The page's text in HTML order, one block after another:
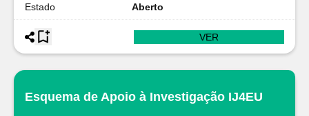
Estado Aberto
VER
Esquema de Apoio à Investigação IJ4EU